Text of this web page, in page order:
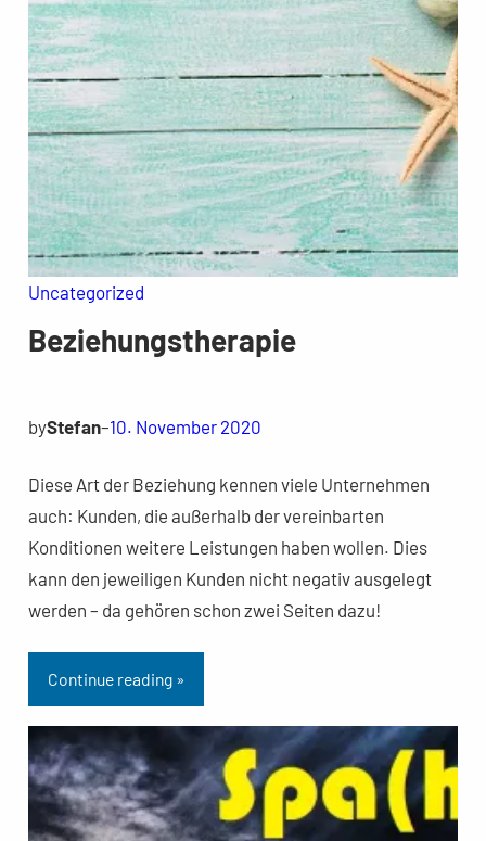
Uncategorized
Beziehungstherapie
byStefan–10. November 2020
Diese Art der Beziehung kennen viele Unternehmen
auch: Kunden, die außerhalb der vereinbarten
Konditionen weitere Leistungen haben wollen. Dies
kann den jeweiligen Kunden nicht negativ ausgelegt
werden – da gehören schon zwei Seiten dazu!
Continue reading »